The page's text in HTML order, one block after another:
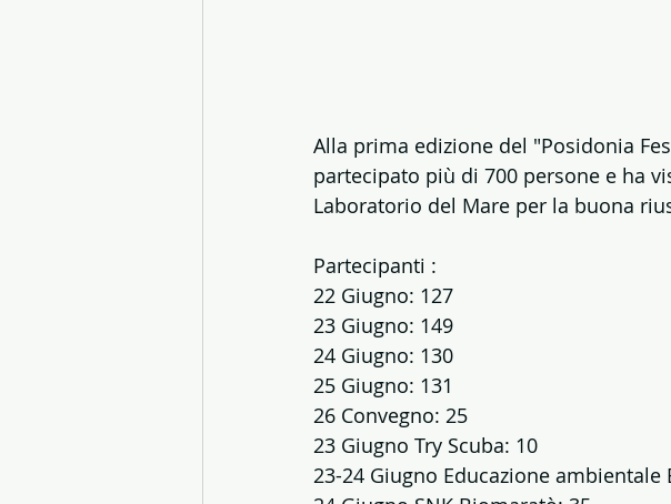
Alla prima edizione del "Posidonia
partecipato più di 700 persone e ha
Laboratorio del Mare per la buona
Partecipanti :
22 Giugno: 127
23 Giugno: 149
24 Giugno: 130
25 Giugno: 131
26 Convegno: 25
23 Giugno Try Scuba: 10
23-24 Giugno Educazione ambientale